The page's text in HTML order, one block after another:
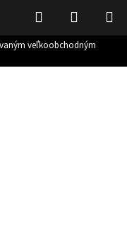
veľkoobchodným
Hľadať
KOŠÍK